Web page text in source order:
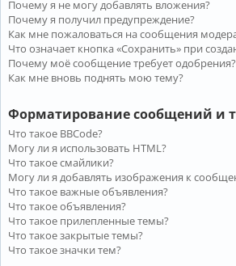
Почему я не могу добавлять вложения?
Почему я получил предупреждение?
Как мне пожаловаться на сообщения
Что означает кнопка «Сохранить» при
Почему моё сообщение требует одобрения?
Как мне вновь поднять мою тему?
Форматирование сообщений и
Что такое BBCode?
Могу ли я использовать HTML?
Что такое смайлики?
Могу ли я добавлять изображения к
Что такое важные объявления?
Что такое объявления?
Что такое прилепленные темы?
Что такое закрытые темы?
Что такое значки тем?